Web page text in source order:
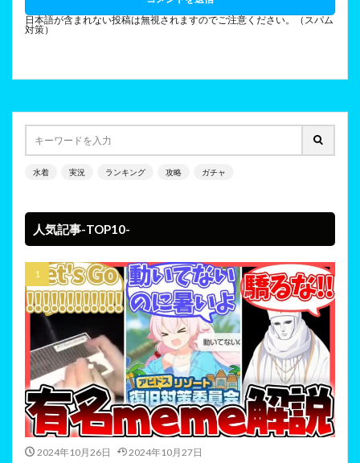
日本語が含まれない投稿は無視されますのでご注意ください。（スパム
対策）
水着 実況 ランキング 攻略 ガチャ
人気記事-TOP10-
2024年10月26日 2024年10月27日